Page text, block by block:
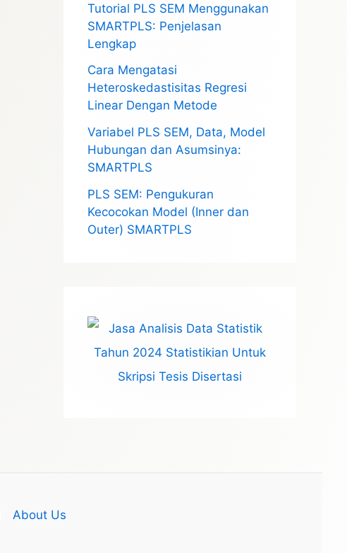
Tutorial PLS SEM Menggunakan
SMARTPLS: Penjelasan
Lengkap
Cara Mengatasi
Heteroskedastisitas Regresi
Linear Dengan Metode
Variabel PLS SEM, Data, Model
Hubungan dan Asumsinya:
SMARTPLS
PLS SEM: Pengukuran
Kecocokan Model (Inner dan
Outer) SMARTPLS
About Us